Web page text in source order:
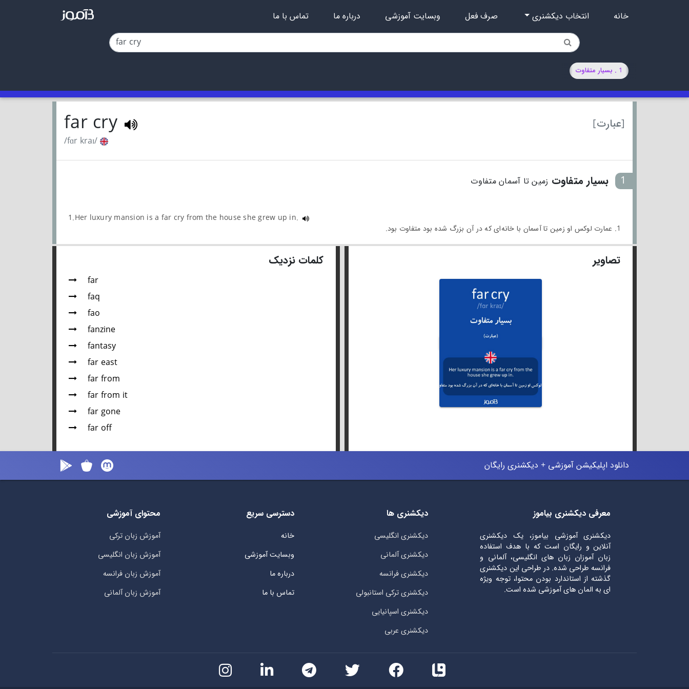
خانه انتخاب دیکشنری صرف فعل وبسایت آموزشی درباره ما تماس با ما
1 . بسیار متفاوت
[عبارت] far cry
/fɑr kraɪ/
1 بسیار متفاوت زمین تا آسمان متفاوت
1.Her luxury mansion is a far cry from the house she grew up in.
1. عمارت لوکس او زمین تا آسمان با خانه‌ای که در آن بزرگ شده بود متفاوت بود.
تصاویر کلمات نزدیک
far
faq
fao
fanzine
fantasy
far east
far from
far from it
far gone
far off
دانلود اپلیکیشن آموزشی + دیکشنری رایگان
معرفی دیکشنری بیاموز
دیکشنری آموزشی بیاموز، یک دیکشنری
آنلاین و رایگان است که با هدف استفاده
زبان آموزان زبان های انگلیسی، آلمانی و
فرانسه طراحی شده. در طراحی این دیکشنری
گذشته از استاندارد بودن محتوا، توجه ویژه
ای به المان های آموزشی شده است.
دیکشنری ها
دیکشنری انگلیسی
دیکشنری آلمانی
دیکشنری فرانسه
دیکشنری ترکی استانبولی
دیکشنری اسپانیایی
دیکشنری عربی
دسترسی سریع
خانه
وبسایت آموزشی
درباره ما
تماس با ما
محتوای آموزشی
آموزش زبان ترکی
آموزش زبان انگلیسی
آموزش زبان فرانسه
آموزش زبان آلمانی